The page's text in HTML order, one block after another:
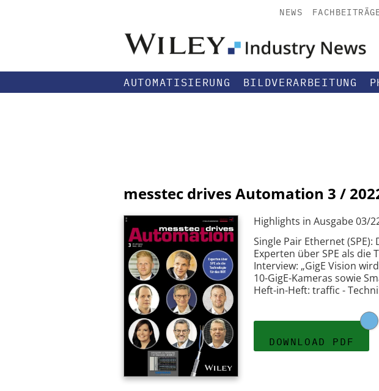
NEWS
AUTOMATISIERUNG BILDVERARBEITUNG
messtec drives Automation 3 /
Highlights in Ausgabe 03/
Single Pair Ethernet
Experten über SPE als die
Interview: „GigE Vision
10-GigE-Kameras sowie
Heft-in-Heft: traffic -
DOWNLOAD PDF